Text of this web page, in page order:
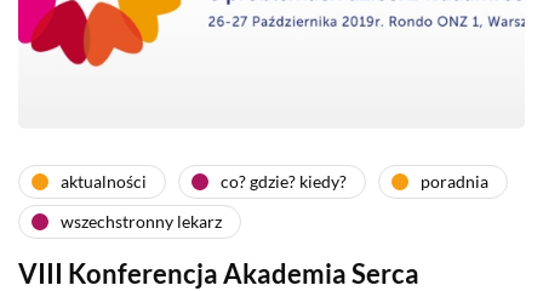
aktualności co? gdzie? kiedy?
poradnia
wszechstronny lekarz
VIII Konferencja Akademia Serca